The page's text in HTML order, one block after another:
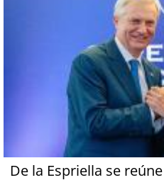
De la Espriella se